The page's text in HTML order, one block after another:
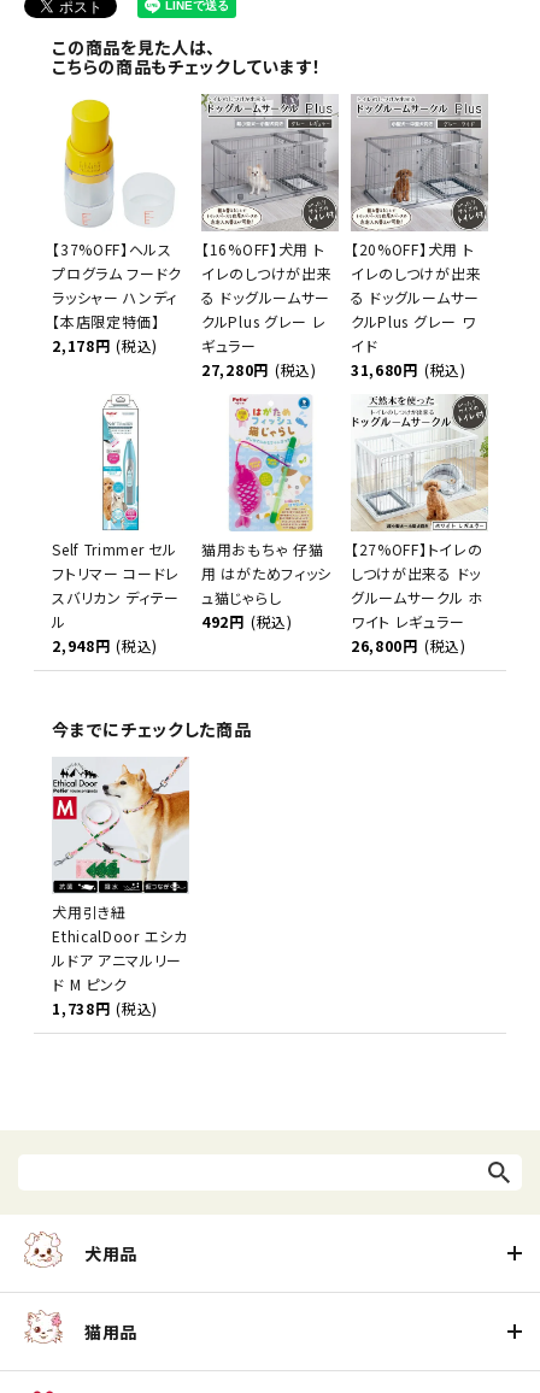
この商品を見た人は、
こちらの商品もチェックしています！
【37%OFF】ヘルス
プログラム フードク
ラッシャー ハンディ
【本店限定特価】
2,178円 (税込)
【16%OFF】犬用 ト
イレのしつけが出来
る ドッグルームサー
クルPlus グレー レ
ギュラー
27,280円 (税込)
【20%OFF】犬用 ト
イレのしつけが出来
る ドッグルームサー
クルPlus グレー ワ
イド
31,680円 (税込)
Self Trimmer セル
フトリマー コードレ
スバリカン ディテー
ル
2,948円 (税込)
猫用おもちゃ 仔猫
用 はがためフィッシ
ュ猫じゃらし
492円 (税込)
【27%OFF】トイレの
しつけが出来る ドッ
グルームサークル ホ
ワイト レギュラー
26,800円 (税込)
今までにチェックした商品
犬用引き紐
EthicalDoor エシカ
ルドア アニマルリー
ド M ピンク
1,738円 (税込)
犬用品
猫用品